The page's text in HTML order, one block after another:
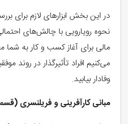
در این بخش ابزارهای لازم برای
نحوه رویارویی با چالش‌های
مالی برای آغاز کسب و کار به
می‌کنیم افراد تأثیرگذار در روند
وفادار بیابید.
مبانی کارآفرینی و فریلنسری